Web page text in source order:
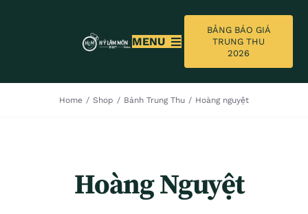
MENU
BẢNG BÁO GIÁ
TRUNG THU
2026
Home / Shop / Bánh Trung Thu / Hoàng nguyệt
Hoàng Nguyệt